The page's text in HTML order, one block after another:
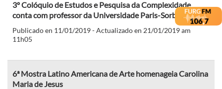
3º Colóquio de Estudos e Pesquisa da Complexidade
conta com professor da Universidade Paris-Sorbonne
Publicado en 11/01/2019 - Actualizado en 21/01/2019 am
11h05
6ª Mostra Latino Americana de Arte homenageia Carolina
Maria de Jesus